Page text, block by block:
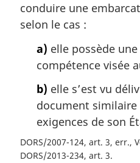
conduire une
selon le cas :
a) elle possède
compétence visée
b) elle s’est vu
document
exigences de son
DORS/2007-124, art. 3, err.,
DORS/2013-234, art. 3